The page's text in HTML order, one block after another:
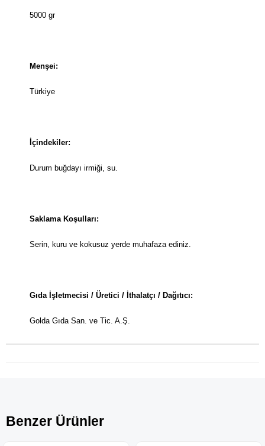
5000 gr
Menşei:
Türkiye
İçindekiler:
Durum buğdayı irmiği, su.
Saklama Koşulları:
Serin, kuru ve kokusuz yerde muhafaza ediniz.
Gıda İşletmecisi / Üretici / İthalatçı / Dağıtıcı:
Golda Gıda San. ve Tic. A.Ş.
Benzer Ürünler